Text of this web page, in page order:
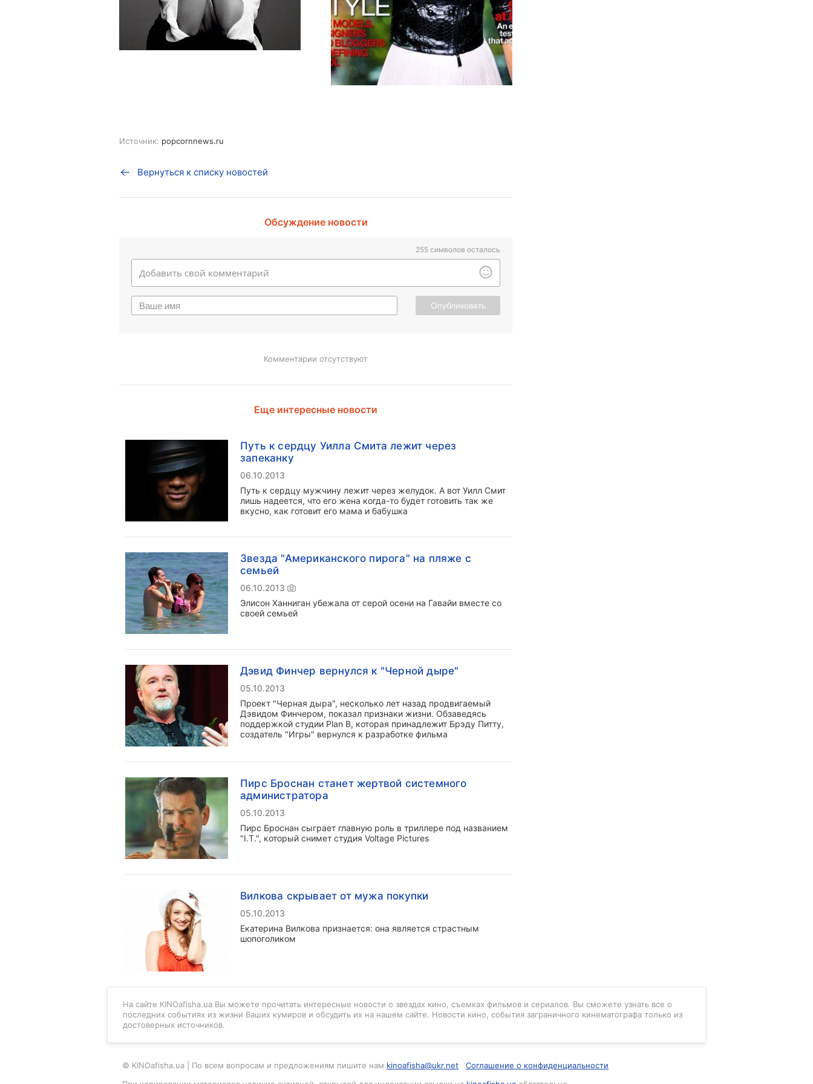
Источник: popcornnews.ru
Вернуться к списку новостей
Обсуждение новости
255 символов осталось
Опубликовать
Комментарии отсутствуют
Еще интересные новости
Путь к сердцу Уилла Смита лежит через
запеканку
06.10.2013
Путь к сердцу мужчину лежит через желудок. А вот Уилл Смит
лишь надеется, что его жена когда-то будет готовить так же
вкусно, как готовит его мама и бабушка
Звезда "Американского пирога" на пляже с
семьей
06.10.2013
Элисон Ханниган убежала от серой осени на Гавайи вместе со
своей семьей
Дэвид Финчер вернулся к "Черной дыре"
05.10.2013
Проект "Черная дыра", несколько лет назад продвигаемый
Дэвидом Финчером, показал признаки жизни. Обзаведясь
поддержкой студии Plan B, которая принадлежит Брэду Питту,
создатель "Игры" вернулся к разработке фильма
Пирс Броснан станет жертвой системного
администратора
05.10.2013
Пирс Броснан сыграет главную роль в триллере под названием
"I.T.", который снимет студия Voltage Pictures
Вилкова скрывает от мужа покупки
05.10.2013
Екатерина Вилкова признается: она является страстным
шопоголиком
На сайте KINOafisha.ua Вы можете прочитать интересные новости о звездах кино, съемках фильмов и сериалов. Вы сможете узнать все о
последних событиях из жизни Ваших кумиров и обсудить их на нашем сайте. Новости кино, события заграничного кинематографа только из
достоверных источников.
© KINOafisha.ua | По всем вопросам и предложениям пишите нам kinoafisha@ukr.net
Соглашение о конфиденциальности